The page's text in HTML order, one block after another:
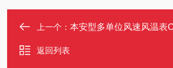
上一个： 本安型多单位风速风温表
返回列表